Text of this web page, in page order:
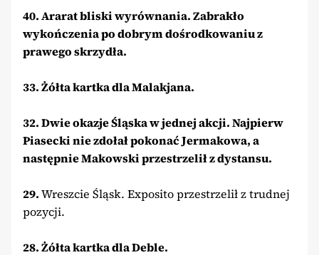
40. Ararat bliski wyrównania. Zabrakło
wykończenia po dobrym dośrodkowaniu z
prawego skrzydła.
33. Żółta kartka dla Malakjana.
32. Dwie okazje Śląska w jednej akcji. Najpierw
Piasecki nie zdołał pokonać Jermakowa, a
następnie Makowski przestrzelił z dystansu.
29.Wreszcie Śląsk. Exposito przestrzelił z trudnej
pozycji.
28. Żółta kartka dla Deble.